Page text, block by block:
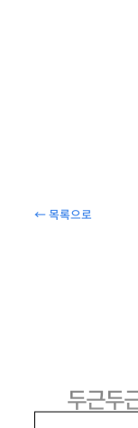
← 목록으로
두근두